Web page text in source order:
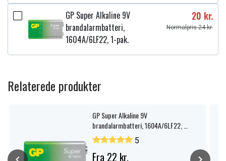
GP Super Alkaline 9V
brandalarmbatteri,
1604A/6LF22, 1-pak.
20 kr.
Normalpris 24 kr.
Relaterede produkter
GP Super Alkaline 9V
brandalarmbatteri, 1604A/6LF22, 1-
pak.
5
Fra 22 kr.